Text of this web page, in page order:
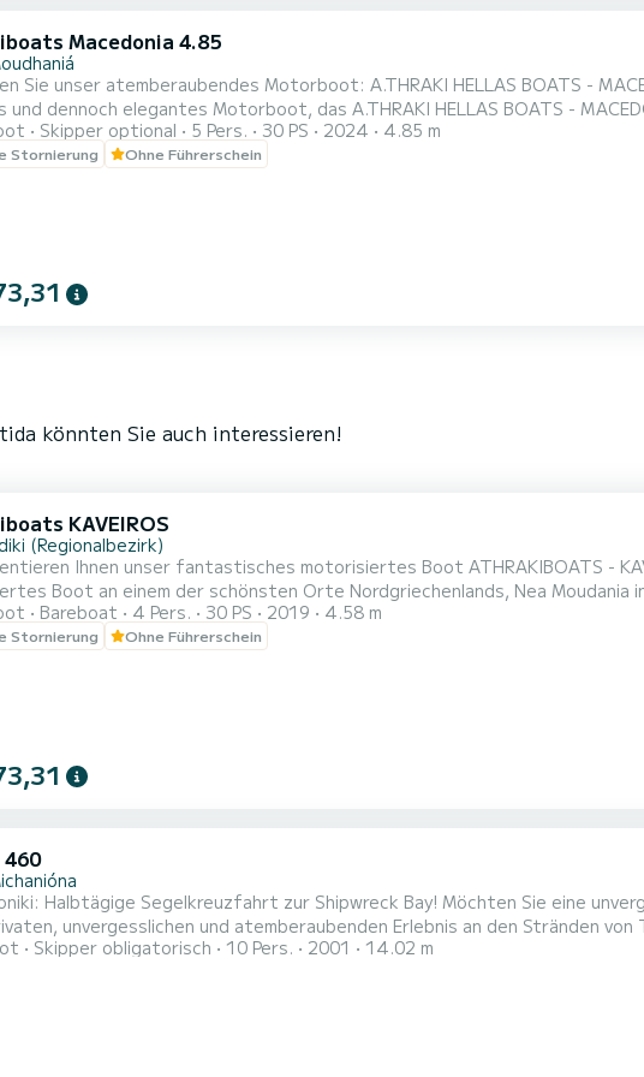
Macedonia 4.85
Sie unser atemberaubendes Motorboot: A.THRAKI HELLAS BOATS -
und dennoch elegantes Motorboot, das A.THRAKI HELLAS BOATS -
Küstengebiete Nordgriechenlands - Nea Moudania, Chalkidiki - zur
bis ca. 17:00 verfügbar. Keinen Bootsführerschein? Kein Problem! Sie
Skipper optional 5 Pers. 30 PS 2024 4.85 m
Stornierung Ohne Führerschein
könnten Sie auch interessieren!
KAVEIROS
(Regionalbezirk)
Ihnen unser fantastisches motorisiertes Boot ATHRAKIBOATS -
Boot an einem der schönsten Orte Nordgriechenlands, Nea Moudania
verfügbar. Sie können unser Boot ohne Schnellbootführerschein mieten,
bedienen ist. Bevor Sie losfahren, zeigen wir Ihnen alles, was Sie über die
Bareboat 4 Pers. 30 PS 2019 4.58 m
Stornierung Ohne Führerschein
Halbtägige Segelkreuzfahrt zur Shipwreck Bay! Möchten Sie eine
unvergesslichen und atemberaubenden Erlebnis an den Stränden
im kristallklaren Meer der Bucht von Thermaikos! Mit unserem
Skipper obligatorisch 10 Pers. 2001 14.02 m